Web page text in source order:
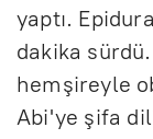
yaptı.
dakika
hemşireyle
Abi'ye şifa